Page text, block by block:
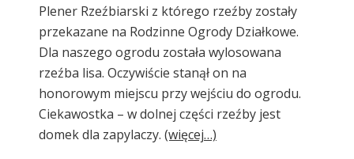
Plener Rzeźbiarski z którego rzeźby zostały
przekazane na Rodzinne Ogrody Działkowe.
Dla naszego ogrodu została wylosowana
rzeźba lisa. Oczywiście stanął on na
honorowym miejscu przy wejściu do ogrodu.
Ciekawostka – w dolnej części rzeźby jest
domek dla zapylaczy. (więcej…)